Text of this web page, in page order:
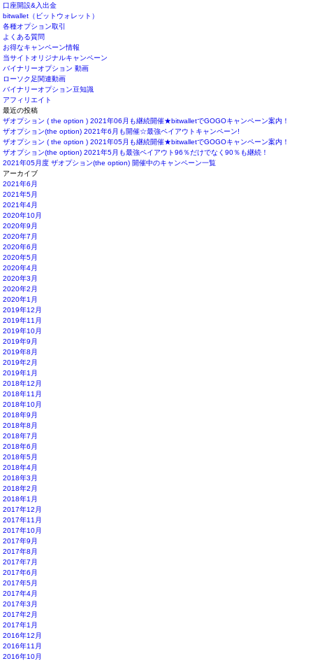
口座開設&入出金
bitwallet（ビットウォレット）
各種オプション取引
よくある質問
お得なキャンペーン情報
当サイトオリジナルキャンペーン
バイナリーオプション 動画
ローソク足関連動画
バイナリーオプション豆知識
アフィリエイト
最近の投稿
ザオプション ( the option ) 2021年06月も継続開催★bitwalletでGOGOキャンペーン案内！
ザオプション(the option) 2021年6月も開催☆最強ペイアウトキャンペーン!
ザオプション ( the option ) 2021年05月も継続開催★bitwalletでGOGOキャンペーン案内！
ザオプション(the option) 2021年5月も最強ペイアウト96％だけでなく90％も継続！
2021年05月度 ザオプション(the option) 開催中のキャンペーン一覧
アーカイブ
2021年6月
2021年5月
2021年4月
2020年10月
2020年9月
2020年7月
2020年6月
2020年5月
2020年4月
2020年3月
2020年2月
2020年1月
2019年12月
2019年11月
2019年10月
2019年9月
2019年8月
2019年2月
2019年1月
2018年12月
2018年11月
2018年10月
2018年9月
2018年8月
2018年7月
2018年6月
2018年5月
2018年4月
2018年3月
2018年2月
2018年1月
2017年12月
2017年11月
2017年10月
2017年9月
2017年8月
2017年7月
2017年6月
2017年5月
2017年4月
2017年3月
2017年2月
2017年1月
2016年12月
2016年11月
2016年10月